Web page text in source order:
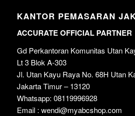
KANTOR PEMASARAN
ACCURATE OFFICIAL PARTNER
Gd Perkantoran Komunitas Utan
Lt 3 Blok A-303
Jl. Utan Kayu Raya No. 68H Utan
Jakarta Timur – 13120
Whatsapp: 08119996928
Email : wendi@myabcshop.com